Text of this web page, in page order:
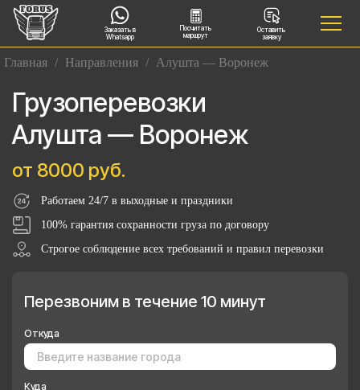
Заказать в
Whatsapp
Посчитать
маршрут
Оставить
заявку
Главная / Направления / Алушта — Воронеж
Грузоперевозки
Алушта — Воронеж
от 8000 руб.
Работаем 24/7 в выходные и праздники
100% гарантия сохранности груза по договору
Строгое соблюдение всех требований и правил перевозки
Перезвоним в течение 10 минут
Откуда
Куда